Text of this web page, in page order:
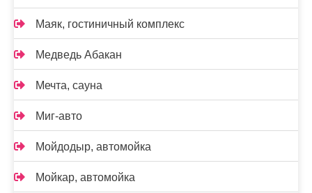
Маяк, гостиничный комплекс
Медведь Абакан
Мечта, сауна
Миг-авто
Мойдодыр, автомойка
Мойкар, автомойка